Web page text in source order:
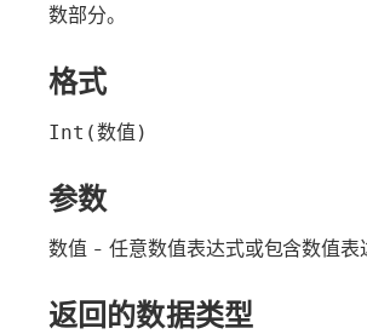
数部分。
格式
Int(数值)
参数
数值 - 任意数值表达式或包含数值表
返回的数据类型